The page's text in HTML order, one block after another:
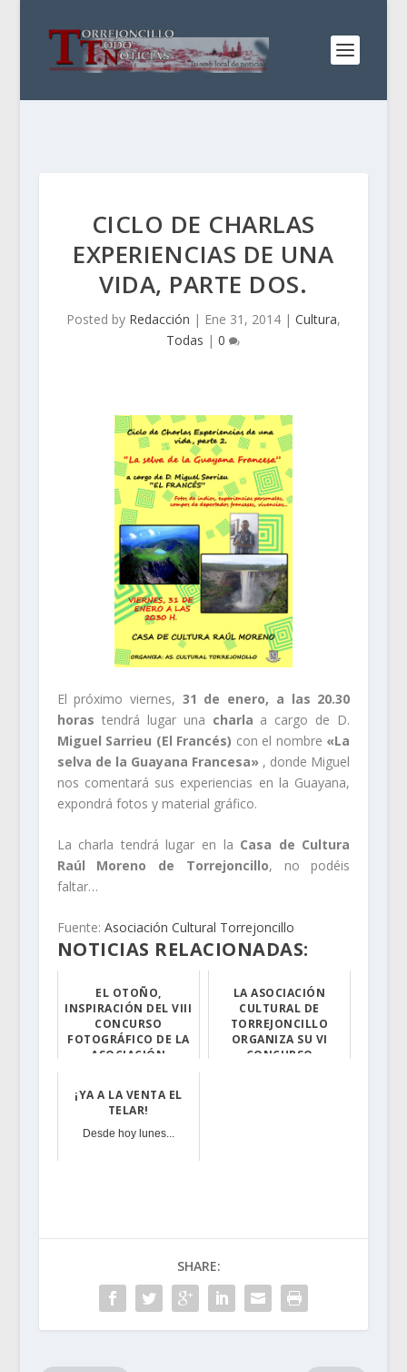
CICLO DE CHARLAS
EXPERIENCIAS DE UNA
VIDA, PARTE DOS.
Posted by Redacción | Ene 31, 2014| Cultura,
Todas |0
El próximo viernes, 31 de enero, a las 20.30
horas tendrá lugar una charla a cargo de D.
Miguel Sarrieu (El Francés) con el nombre «La
selva de la Guayana Francesa» , donde Miguel
nos comentará sus experiencias en la Guayana,
expondrá fotos y material gráfico.
La charla tendrá lugar en la Casa de Cultura
Raúl Moreno de Torrejoncillo, no podéis
faltar…
Fuente: Asociación Cultural Torrejoncillo
NOTICIAS RELACIONADAS:
EL OTOÑO,
INSPIRACIÓN DEL VIII
CONCURSO
FOTOGRÁFICO DE LA
ASOCIACIÓN
Con la llegada ...
LA ASOCIACIÓN
CULTURAL DE
TORREJONCILLO
ORGANIZA SU VI
CONCURSO
¡YA A LA VENTA EL
TELAR!
Desde hoy lunes...
SHARE: